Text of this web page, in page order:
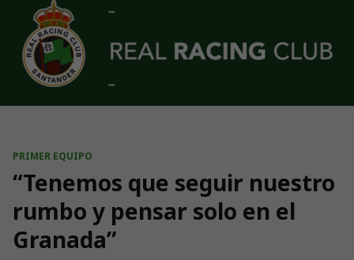
Skip to main content
PRIMER EQUIPO
“Tenemos que seguir nuestro
rumbo y pensar solo en el
Granada”